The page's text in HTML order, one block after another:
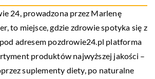
24, prowadzona przez Marlenę
to miejsce, gdzie zdrowie spotyka się z
adresem pozdrowie24.pl platforma
produktów najwyższej jakości –
suplementy diety, po naturalne